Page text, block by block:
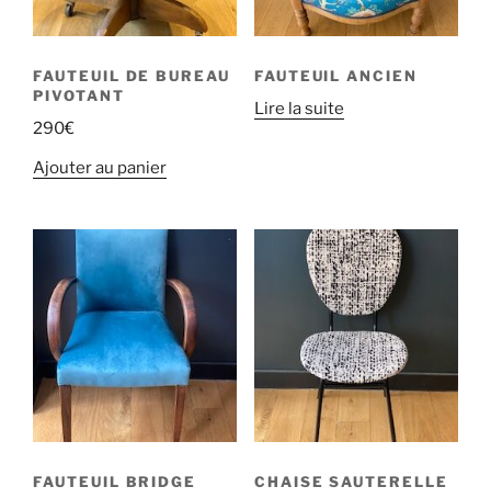
FAUTEUIL DE BUREAU
PIVOTANT
290€
Ajouter au panier
FAUTEUIL ANCIEN
Lire la suite
FAUTEUIL BRIDGE CHAISE SAUTERELLE